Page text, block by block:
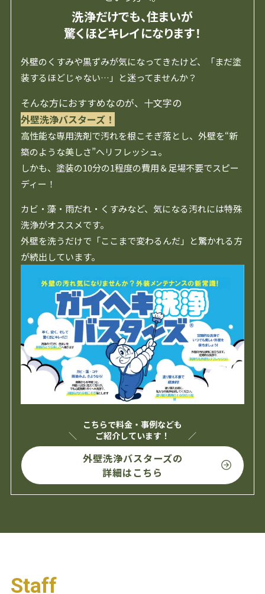
洗浄だけでも、住まいが
驚くほどキレイになります！
外壁のくすみや黒ずみが気になってきたけど、「まだ塗
装するほどじゃない…」と迷ってませんか？
そんな方におすすめなのが、十文字の
外壁洗浄バスターズ！
高性能な専用洗剤で汚れを根こそぎ落とし、外壁を“新
築のような美しさ”へリフレッシュ。
しかも、塗装の10分の1程度の費用＆足場不要でスピー
ディー！
カビ・藻・雨だれ・くすみなど、気になる汚れには特殊
洗浄がオススメです。
外壁を洗うだけで「ここまで変わるんだ」と驚かれる方
が続出しています。
こちらで料金・事例なども
ご紹介しています！
外壁洗浄バスターズの
詳細はこちら
Staff